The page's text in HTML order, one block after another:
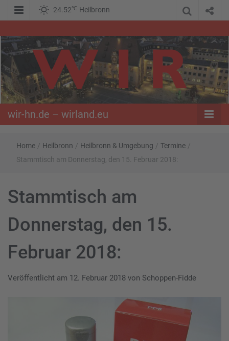
24.52℃ Heilbronn
wir-hn.de –
wirland.eu
wir-hn.de – wirland.eu
Home / Heilbronn / Heilbronn & Umgebung / Termine /
Stammtisch am Donnerstag, den 15. Februar 2018:
Stammtisch am
Donnerstag, den 15.
Februar 2018:
Veröffentlicht am 12. Februar 2018 von Schoppen-Fidde